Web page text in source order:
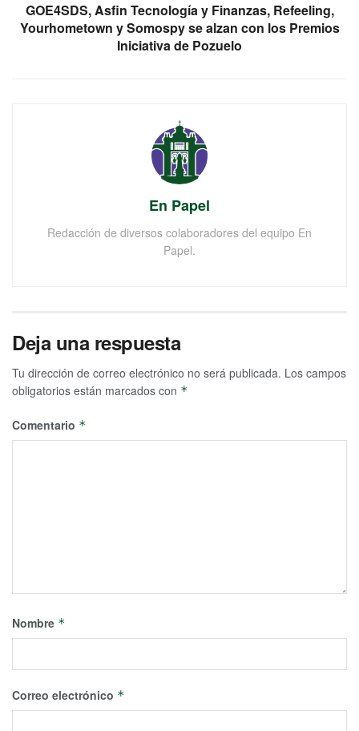
GOE4SDS, Asfin Tecnología y Finanzas, Refeeling,
Yourhometown y Somospy se alzan con los Premios
Iniciativa de Pozuelo
En Papel
Redacción de diversos colaboradores del equipo En
Papel.
Deja una respuesta
Tu dirección de correo electrónico no será publicada. Los campos
obligatorios están marcados con *
Comentario *
Nombre *
Correo electrónico *